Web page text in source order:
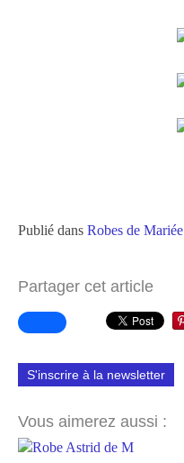
Publié dans Robes de Mariée
Partager cet article
S'inscrire à la newsletter
Vous aimerez aussi :